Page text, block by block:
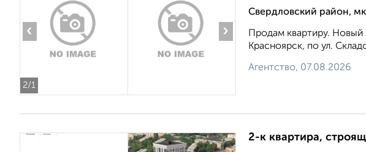
2/1
‹ ›
Свердловский район,
Продам квартиру.
Красноярск, по ул.
Агентство, 07.08.2026
2-к квартира,